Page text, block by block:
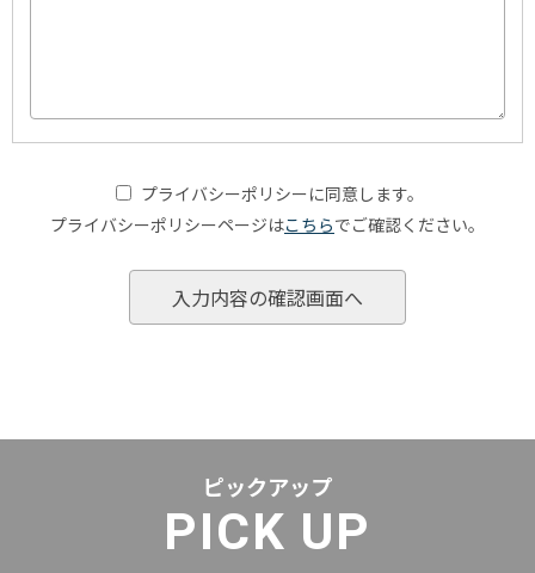
プライバシーポリシーに同意します。
プライバシーポリシーページはこちらでご確認ください。
ピックアップ
PICK UP